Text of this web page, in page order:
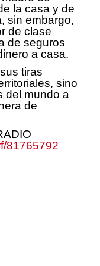
la casa y de
sin embargo,
de clase
de seguros
a casa.
tiras
sino
del mundo a
de
81765792